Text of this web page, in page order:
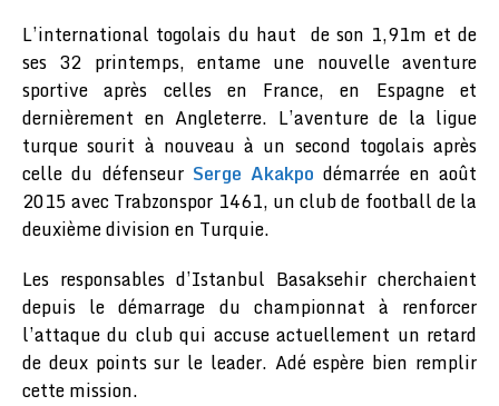
L’international togolais du haut de son 1,91m et de
ses 32 printemps, entame une nouvelle aventure
sportive après celles en France, en Espagne et
dernièrement en Angleterre. L’aventure de la ligue
turque sourit à nouveau à un second togolais après
celle du défenseur Serge Akakpo démarrée en août
2015 avec Trabzonspor 1461, un club de football de la
deuxième division en Turquie.
Les responsables d’Istanbul Basaksehir cherchaient
depuis le démarrage du championnat à renforcer
l’attaque du club qui accuse actuellement un retard
de deux points sur le leader. Adé espère bien remplir
cette mission.